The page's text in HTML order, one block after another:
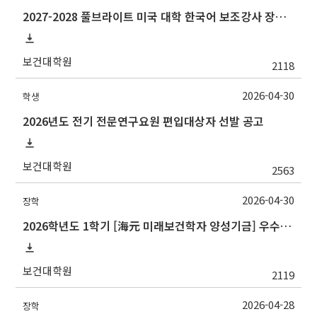
2027-2028 풀브라이트 미국 대학 한국어 보조강사 장학 프로그램 지원 안내
보건대학원 2118
학생
2026년도 전기 전문연구요원 편입대상자 선발 공고
보건대학원 2563
2026-04-30
장학
2026학년도 1학기 [海元 미래보건학자 양성기금] 우수논문 장학금 장학생 선발 안내
보건대학원 2119
2026-04-30
장학 2026-04-28